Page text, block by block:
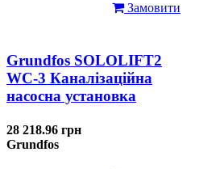
Замовити
Grundfos SOLOLIFT2
WC-3 Каналізаційна
насосна установка
28 218.96 грн
Grundfos